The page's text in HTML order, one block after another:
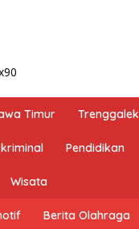
Timur Trenggalek
Pendidikan
Wisata
Berita Olahraga